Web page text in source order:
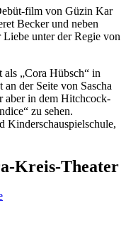
film von Güzin Kar
Becker und neben
unter der Regie von
„Cora Hübsch“ in
der Seite von Sascha
aber in dem Hitchcock-
zu sehen.
Kinderschauspielschule,
Kreis-Theater